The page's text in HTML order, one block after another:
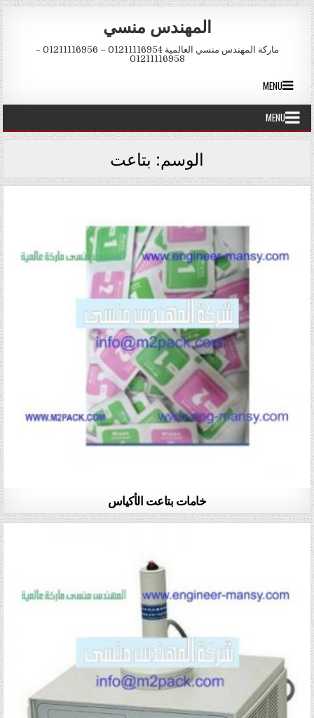
Skip to content
المهندس منسي
ماركة المهندس منسي العالمية 01211116954 – 01211116956 –
01211116958
MENU
MENU
الوسم: بتاعت
خامات بتاعت الأكياس